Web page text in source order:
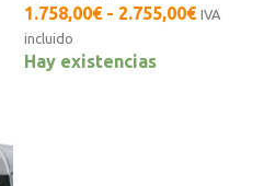
1.758,00€ - 2.755,00€ IVA
incluido
Hay existencias